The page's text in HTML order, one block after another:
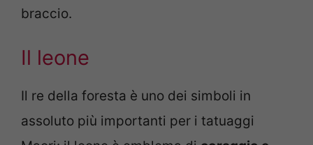
braccio.
Il leone
Il re della foresta è uno dei simboli in
assoluto più importanti per i tatuaggi